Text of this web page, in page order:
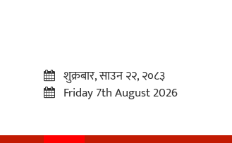
शुक्रबार, साउन २२, २०८३
Friday 7th August 2026